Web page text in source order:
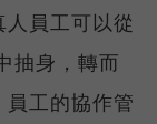
員工可以從
抽身，轉而
工的協作管